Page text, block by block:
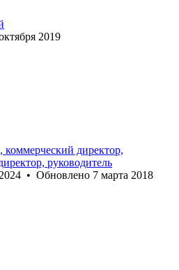
2019
директор,
руководитель
• Обновлено 7 марта 2018